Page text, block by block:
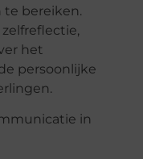
bereiken.
het
persoonlijke
in